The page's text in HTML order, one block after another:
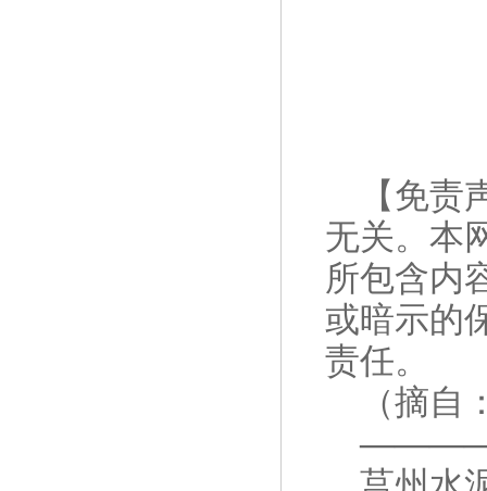
【免
无关。本
所包含内
或暗示的
责任。
（摘自